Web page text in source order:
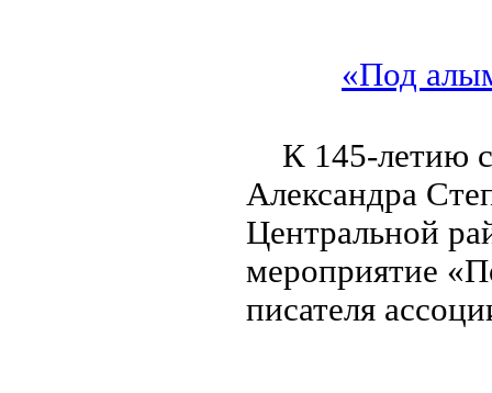
«Под
К 145-летию
Александра
Центральной
мероприятие
писателя